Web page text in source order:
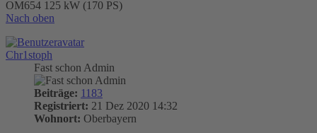
OM654 125 kW (170 PS)
Nach oben
Chr1stoph
Fast schon Admin
Beiträge: 1183
Registriert: 21 Dez 2020 14:32
Wohnort: Oberbayern